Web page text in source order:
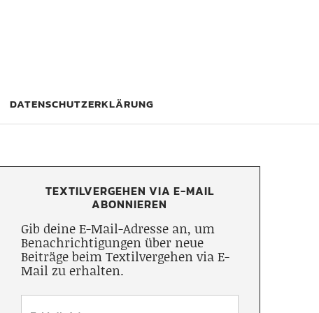
DATENSCHUTZERKLÄRUNG
TEXTILVERGEHEN VIA E-MAIL
ABONNIEREN
Gib deine E-Mail-Adresse an, um
Benachrichtigungen über neue
Beiträge beim Textilvergehen via E-
Mail zu erhalten.